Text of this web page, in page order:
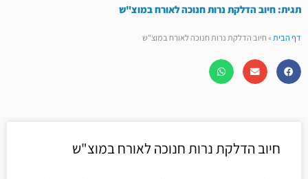
תגית: חיוב הדלקת נרות חנוכה לאורח במוצ"ש
דף הבית»חיוב הדלקת נרות חנוכה לאורח במוצ"ש
חיוב הדלקת נרות חנוכה לאורח במוצ"ש